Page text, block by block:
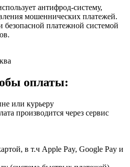
антифрод-систему,
мошеннических платежей.
безопасной платежной системой
оплаты:
или курьеру
производится через сервис
в т.ч Apple Pay, Google Pay и